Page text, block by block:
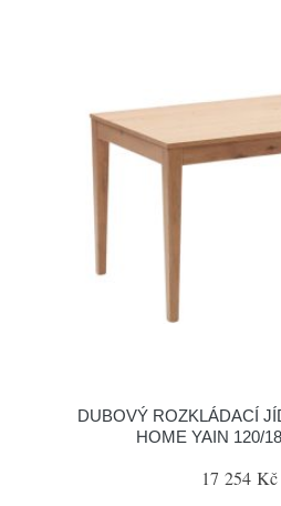
DUBOVÝ ROZKLÁDACÍ
HOME YAIN 120/
17 254 Kč